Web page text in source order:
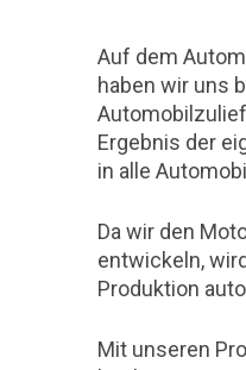
Auf dem
haben wir uns
Ergebnis der
in alle
Da wir den
entwickeln,
Produktion
Mit unseren